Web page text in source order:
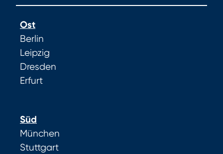
Ost
Berlin
Leipzig
Dresden
Erfurt
Süd
München
Stuttgart